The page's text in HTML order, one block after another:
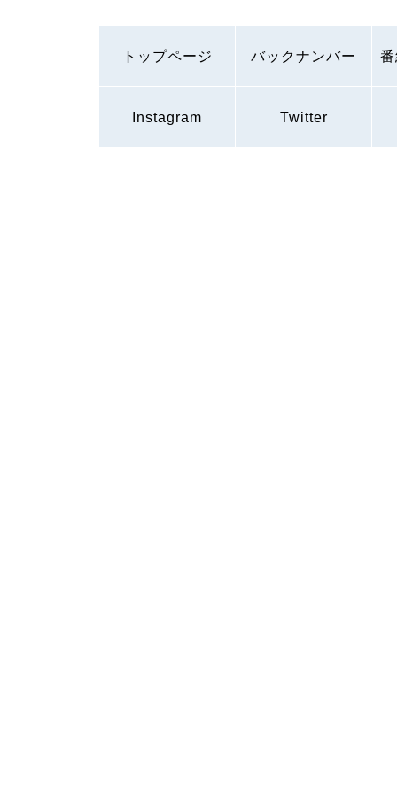
トップページ バックナンバー
Instagram Twitter